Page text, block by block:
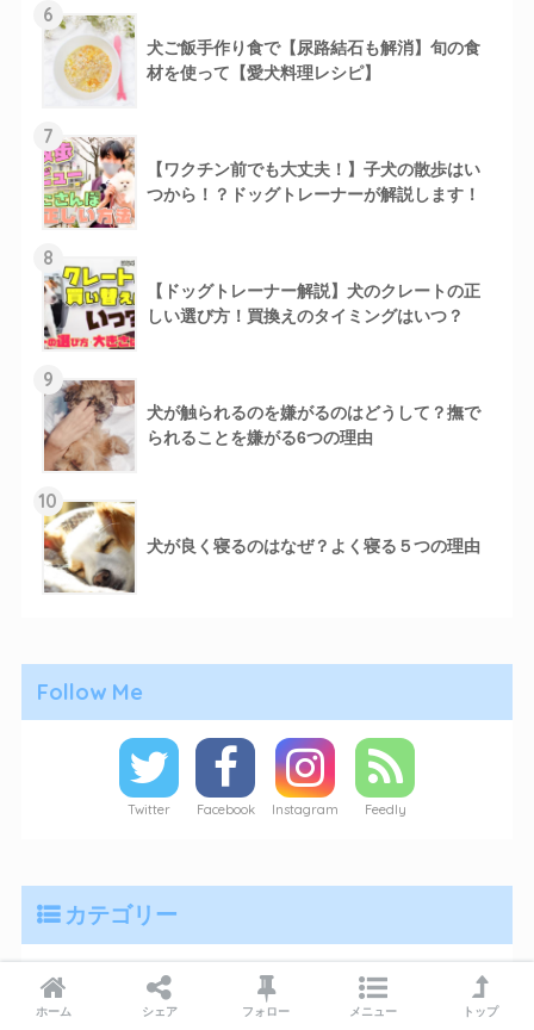
6
犬ご飯手作り食で【尿路結石も解消】旬の食
材を使って【愛犬料理レシピ】
7
【ワクチン前でも大丈夫！】子犬の散歩はい
つから！？ドッグトレーナーが解説します！
8
【ドッグトレーナー解説】犬のクレートの正
しい選び方！買換えのタイミングはいつ？
9
犬が触られるのを嫌がるのはどうして？撫で
られることを嫌がる6つの理由
10
犬が良く寝るのはなぜ？よく寝る５つの理由
Follow Me
Twitter Facebook Instagram Feedly
カテゴリー
ホーム シェア フォロー メニュー トップ